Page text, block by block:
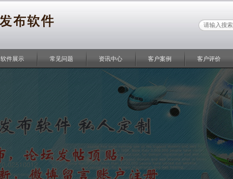
软件展示 常见问题 资讯中心 客户案例 客户评价